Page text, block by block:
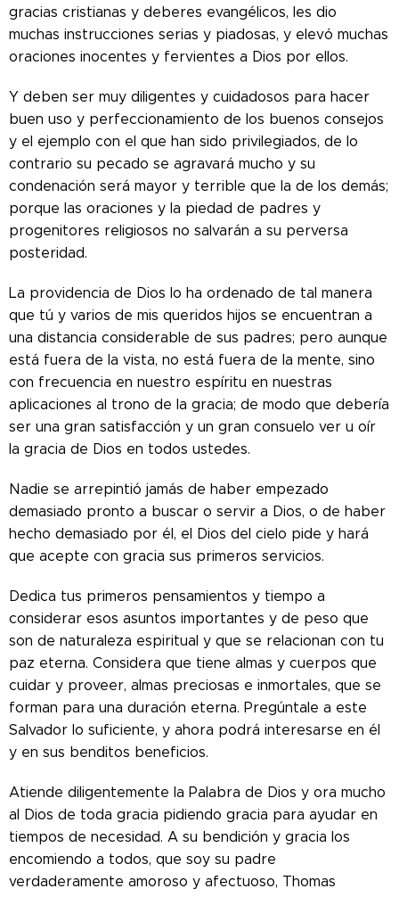
gracias cristianas y deberes evangélicos, les dio
muchas instrucciones serias y piadosas, y elevó muchas
oraciones inocentes y fervientes a Dios por ellos.
Y deben ser muy diligentes y cuidadosos para hacer
buen uso y perfeccionamiento de los buenos consejos
y el ejemplo con el que han sido privilegiados, de lo
contrario su pecado se agravará mucho y su
condenación será mayor y terrible que la de los demás;
porque las oraciones y la piedad de padres y
progenitores religiosos no salvarán a su perversa
posteridad.
La providencia de Dios lo ha ordenado de tal manera
que tú y varios de mis queridos hijos se encuentran a
una distancia considerable de sus padres; pero aunque
está fuera de la vista, no está fuera de la mente, sino
con frecuencia en nuestro espíritu en nuestras
aplicaciones al trono de la gracia; de modo que debería
ser una gran satisfacción y un gran consuelo ver u oír
la gracia de Dios en todos ustedes.
Nadie se arrepintió jamás de haber empezado
demasiado pronto a buscar o servir a Dios, o de haber
hecho demasiado por él, el Dios del cielo pide y hará
que acepte con gracia sus primeros servicios.
Dedica tus primeros pensamientos y tiempo a
considerar esos asuntos importantes y de peso que
son de naturaleza espiritual y que se relacionan con tu
paz eterna. Considera que tiene almas y cuerpos que
cuidar y proveer, almas preciosas e inmortales, que se
forman para una duración eterna. Pregúntale a este
Salvador lo suficiente, y ahora podrá interesarse en él
y en sus benditos beneficios.
Atiende diligentemente la Palabra de Dios y ora mucho
al Dios de toda gracia pidiendo gracia para ayudar en
tiempos de necesidad. A su bendición y gracia los
encomiendo a todos, que soy su padre
verdaderamente amoroso y afectuoso, Thomas